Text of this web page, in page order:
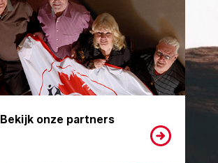
Bekijk onze partners